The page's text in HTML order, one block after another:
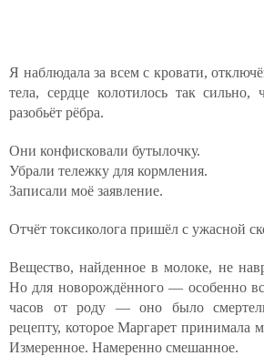
Я наблюдала за всем с кровати,
тела, сердце колотилось так сильно,
разобьёт рёбра.
Они конфисковали бутылочку.
Убрали тележку для кормления.
Записали моё заявление.
Отчёт токсиколога пришёл с ужасной
Вещество, найденное в молоке, не
Но для новорождённого — особенно
часов от роду — оно было
рецепту, которое Маргарет принимала
Измеренное. Намеренно смешанное.